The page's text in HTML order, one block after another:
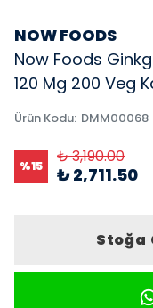
NOW FOODS
Now Foods
120 Mg 200 Veg
Ürün Kodu: DMM00068
%15 ₺ 3,190.00
₺ 2,711.50
Stoğa